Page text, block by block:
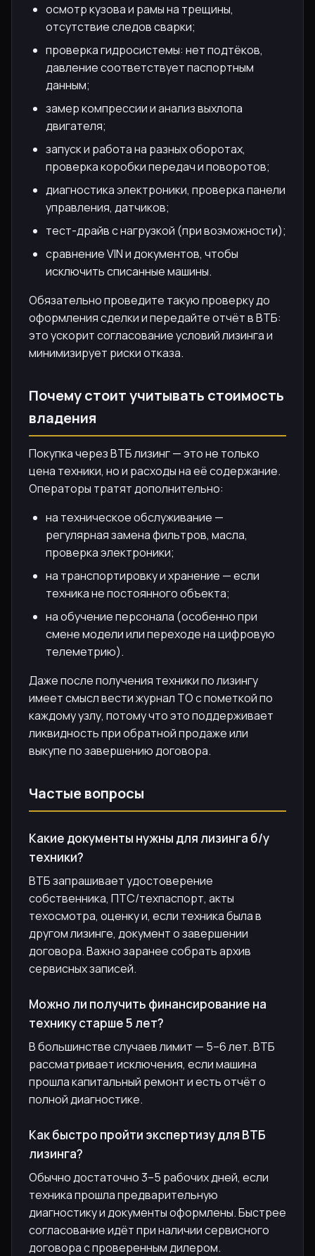
осмотр кузова и рамы на трещины,
отсутствие следов сварки;
проверка гидросистемы: нет подтёков,
давление соответствует паспортным
данным;
замер компрессии и анализ выхлопа
двигателя;
запуск и работа на разных оборотах,
проверка коробки передач и поворотов;
диагностика электроники, проверка панели
управления, датчиков;
тест-драйв с нагрузкой (при возможности);
сравнение VIN и документов, чтобы
исключить списанные машины.
Обязательно проведите такую проверку до
оформления сделки и передайте отчёт в ВТБ:
это ускорит согласование условий лизинга и
минимизирует риски отказа.
Почему стоит учитывать стоимость
владения
Покупка через ВТБ лизинг — это не только
цена техники, но и расходы на её содержание.
Операторы тратят дополнительно:
на техническое обслуживание —
регулярная замена фильтров, масла,
проверка электроники;
на транспортировку и хранение — если
техника не постоянного объекта;
на обучение персонала (особенно при
смене модели или переходе на цифровую
телеметрию).
Даже после получения техники по лизингу
имеет смысл вести журнал ТО с пометкой по
каждому узлу, потому что это поддерживает
ликвидность при обратной продаже или
выкупе по завершению договора.
Частые вопросы
Какие документы нужны для лизинга б/у
техники?
ВТБ запрашивает удостоверение
собственника, ПТС/техпаспорт, акты
техосмотра, оценку и, если техника была в
другом лизинге, документ о завершении
договора. Важно заранее собрать архив
сервисных записей.
Можно ли получить финансирование на
технику старше 5 лет?
В большинстве случаев лимит — 5–6 лет. ВТБ
рассматривает исключения, если машина
прошла капитальный ремонт и есть отчёт о
полной диагностике.
Как быстро пройти экспертизу для ВТБ
лизинга?
Обычно достаточно 3–5 рабочих дней, если
техника прошла предварительную
диагностику и документы оформлены. Быстрее
согласование идёт при наличии сервисного
договора с проверенным дилером.